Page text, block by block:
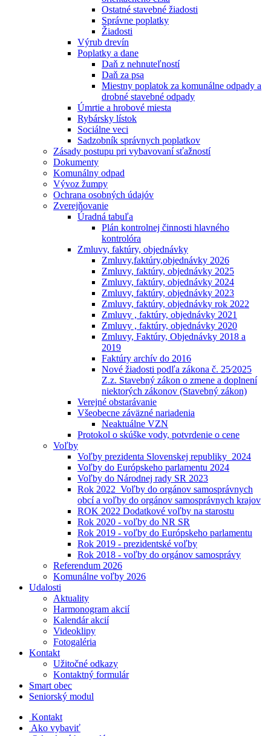
Ostatné stavebné žiadosti
Správne poplatky
Žiadosti
Výrub drevín
Poplatky a dane
Daň z nehnuteľností
Daň za psa
Miestny poplatok za komunálne odpady a
drobné stavebné odpady
Úmrtie a hrobové miesta
Rybársky lístok
Sociálne veci
Sadzobník správnych poplatkov
Zásady postupu pri vybavovaní sťažností
Dokumenty
Komunálny odpad
Vývoz žumpy
Ochrana osobných údajóv
Zverejňovanie
Úradná tabuľa
Plán kontrolnej činnosti hlavného
kontrolóra
Zmluvy, faktúry, objednávky
Zmluvy,faktúry,objednávky 2026
Zmluvy, faktúry, objednávky 2025
Zmluvy, faktúry, objednávky 2024
Zmluvy, faktúry, objednávky 2023
Zmluvy, faktúry, objednávky rok 2022
Zmluvy , faktúry, objednávky 2021
Zmluvy , faktúry, objednávky 2020
Zmluvy, Faktúry, Objednávky 2018 a
2019
Faktúry archív do 2016
Nové žiadosti podľa zákona č. 25⁄2025
Z.z. Stavebný zákon o zmene a doplnení
niektorých zákonov (Stavebný zákon)
Verejné obstarávanie
Všeobecne záväzné nariadenia
Neaktuálne VZN
Protokol o skúške vody, potvrdenie o cene
Voľby
Voľby prezidenta Slovenskej republiky_2024
Voľby do Európskeho parlamentu 2024
Voľby do Národnej rady SR 2023
Rok 2022_Voľby do orgánov samosprávnych
obcí a voľby do orgánov samosprávnych krajov
ROK 2022 Dodatkové voľby na starostu
Rok 2020 - voľby do NR SR
Rok 2019 - voľby do Európskeho parlamentu
Rok 2019 - prezidentské voľby
Rok 2018 - voľby do orgánov samosprávy
Referendum 2026
Komunálne voľby 2026
Udalosti
Aktuality
Harmonogram akcií
Kalendár akcií
Videoklipy
Fotogaléria
Kontakt
Užitočné odkazy
Kontaktný formulár
Smart obec
Seniorský modul
Kontakt
Ako vybaviť